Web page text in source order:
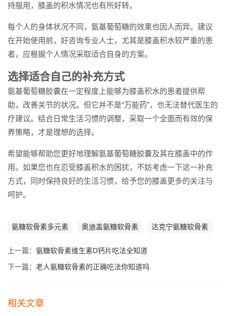
持服用，膝盖的积水情况也有所好转。
每个人的身体状况不同，氨基葡萄糖的效果也因人而异。建议
在开始使用前，好咨询专业人士，尤其是膝盖积水较严重的患
者，应根据个人情况采取适合自身的方案。
选择适合自己的补充方式
氨基葡萄糖胶囊在一定程度上能够为膝盖积水的患者提供帮
助，改善关节的状况。但它并不是“万能药”，也无法替代医生的
疗建议。结合日常生活习惯的调整，采取一个全面而有效的保
养策略，才是理想的选择。
希望能够帮助您更好地理解氨基葡萄糖胶囊及其在膝盖中的作
用。如果您也在忍受膝盖积水的困扰，不妨考虑一下这一补充
方式，同时保持良好的生活习惯，给予您的膝盖更多的关注与
呵护。
氨糖软骨素多元素 奥迪盖氨糖软骨素 达克宁氨糖软骨素
上一篇： 氨糖软骨素维生素D钙片吃法全知道
下一篇： 老人氨糖软骨素的正确吃法你知道吗
相关文章